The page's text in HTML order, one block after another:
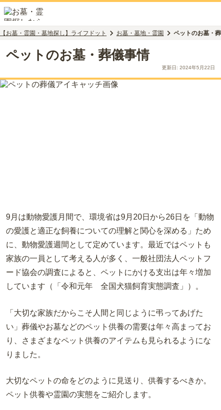
【お墓・霊園・墓地探し】ライフドット お墓・墓地・霊園 ペットのお墓・
ペットのお墓・葬儀事情
更新日: 2024年5月22日
9月は動物愛護月間で、環境省は9月 20日から26日を「動物
の愛護と適正な飼養についての理解と関心を深める」ため
に、動物愛護週間として定めています。最近ではペットも
家族の一員として考える人が多く、一般社団法人ペットフ
ード協会の調査によると、ペットにかける支出は年々増加
しています（「令和元年 全国犬猫飼育実態調査」）。
「大切な家族だからこそ人間と同じように弔ってあげた
い」葬儀やお墓などのペット供養の需要は年々高まってお
り、さまざまなペット供養のアイテムも見られるようにな
りました。
大切なペットの命をどのように見送り、供養するべきか。
ペット供養や霊園の実態をご紹介します。